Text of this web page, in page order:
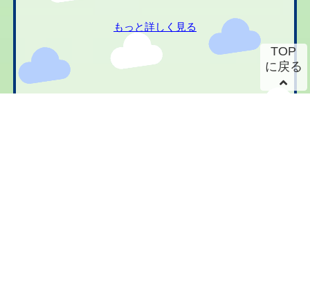
もっと詳しく見る
TOP
に戻る